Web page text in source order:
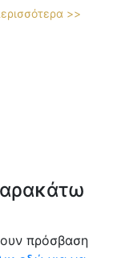
>>
πρόσβαση